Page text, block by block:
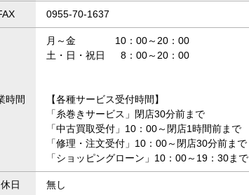
0955-70-1637
時間
月～金 10：00～20：00
土・日・祝日 8：00～20：00
【各種サービス受付時間】
「糸巻きサービス」閉店30分前まで
「中古買取受付」10：00～閉店1時間前まで
「修理・注文受付」10：00～閉店30分前まで
「ショッピングローン」10：00～19：30まで
日 無し